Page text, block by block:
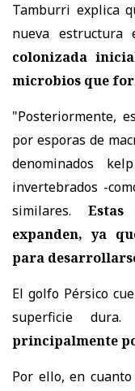
Tamburri explica
nueva
colonizada
microbios que
"Posteriormente,
por esporas de
denominados
invertebrados -
similares.
expanden, ya
para
El golfo Pérsico
superficie dura.
principalmente
Por ello, en